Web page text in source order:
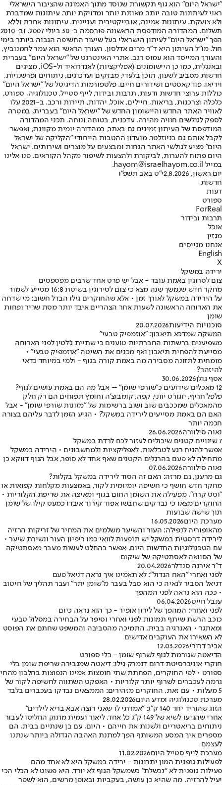
"ישראל היום" הוא גוף תקשורת שנוסד מתוך האמונה שהציבור הישראלי
ראוי לעיתונות טובה יותר, מאוזנת יותר ומדויקת יותר. עיתונות שמדברת
ולא צועקת. עיתונות אמינה, אובייקטיבית ועניינית. עיתונות אחרת וללא
תשלום. המהדורה המודפסת הראשונה פורסמה ב-30 ביולי 2007, וב-2010
הפך "ישראל היום" לעיתון הישראלי בעל שיעור החשיפה הגבוה ביותר בימי
חול. מו"ל העיתון היא ד"ר מרים אדלסון. העורך הראשי הוא עמר לחמנוביץ,
והעורך המייסד הוא עמוס רגב. אתרי האינטרנט של "ישראל היום" בעברית
ובאנגלית, כמו כן היישומונים (אפליקציות) לאנדרואיד ול-iOS, מציגים
חדשות מסביב לשעון, תוכן בלעדי, מבזקים ועדכונים, ניתוחים ופרשנויות,
וידיאו, פודקאסטים ושידורים חיים. פלטפורמות הדיגיטל של "ישראל היום"
כוללות ערוצי חדשות ודעות, תרבות ובידור, לייף סטייל, טכנולוגיה, ספורט,
כלכלה וצרכנות, בריאות, חיילים, אוכל, יהדות, תיירות ורכב. ב-2021 עלו
לאוויר האתר החדש והיישומון החדש של "ישראל היום" בעברית, במטרה
לספק לגולשים חוויה מהירה, עדכנית, בטוחה ונוחה. תכני המהדורה
המודפסת של העיתון זמינים גם באתר, במהדורה יומית מקוונת, ואפשר
לקבל אותם גם בניוזלטר. מועדון ההטבות הייחודי "הקליקה של ישראל
היום" מציע לגולשי האתר הנחות ומבצעים על מוצרים ושירותים. ישראל
היום פתוח להערות, לביקורת ולהצעות לשיפור מקהל הקוראים. פנו אלינו
במייל hayom@israelhayom.co.il.
יום ראשון, 2.8.2026
י"ט באב תשפ"ו
חדשות
דעות
ספורט
ForReal
תרבות ובידור
אוכל
מגזין
אנחנו מגייסים
English
X
ירידה במשקל
צום לסרוגין באמת עובד - אבל יש פרט אחד שרבים מפספסים
מחקר חדש שנמשך שנה מצא כי צום לסירוגין בשיטת 16:8 מסייע לשמור
על הירידה במשקל לאורך זמן • אלא שהחוקרים גילו הבדל חשוב: מי שדחה
את הארוחה הראשונה לשעות אחר הצהריים איבד יותר מסת שריר ופחות
שומן
סוכנויות הידיעות20.07.2026
המשקה שמדכא תיאבון: "אוזמפיק טבעי"
משפיענים ברשתות החברתיות טוענים כי שתיית ג'לטין לפני הארוחה
מסייעת להפחית תיאבון ואף מכנים את השיטה "אוזמפיק טבעי" •
מומחית לתזונה מסבירה מה באמת קורה בגוף - ולמי במיוחד כדאי
להיזהר?
אסף גולן30.06.2026
12 מאכלים שידועים כ"שורפי שומן" – אבל מה הם באמת עושים לגוף?
פלפל חריף, יוגורט יווני, קפה, קומבוצ'ה וחומץ תפוחים הם רק חלק
מהמאכלים שמככבים שוב ושוב ברשימות של "מזונות שורפי שומן" - אבל
האם הם באמת מסייעים לירידה במשקל? • הגיע הזמן לדבר עליהם בצורה
חכמה יותר
נאוה סילוורה26.06.2026
7 שינויים קטנים שיכולים לעזור לכם לרדת במשקל
אפשר להניח רגע לטבלאות, לאפליקציות ולמחשבונים • הירידה במשקל
מתחילה לא פעם בהרגלים הקטנים שאף אחד לא סופר, אבל הגוף דווקא כן
נאוה סילוורה07.06.2026
גם מרענן, גם מרזה: האם זה הסוד לירידה במשקל בקלות?
מחקר חדש חושף כי חשיפה יומיומית לקור, באמצעות מקלחות קפואות או
"וסט קרח", מפעילה את השומן החום בגוף ומאיצה את שריפת הקלוריות •
החוקרים מצאו כי נבדקים שחבשו אפוד קירור איבדו כמעט קילו של שומן
תוך שישה שבועות
מערכת היום16.05.2026
מהאופוריה לנפילה: העור והשיער משלמים את המחיר של זריקות הרזיה
לירידה דרסטית במשקל יש תופעות לוואי כמו ריפיון העור ונשירת שיער •
עם הטכנולוגיות החדשות היום, אפשר בהחלט לעשות מעבר מאסתטיקה
של הסוואה לאסתטיקה של שיקום
ד"ר אירנה סנדלר20.04.2026
לפני ואחרי "האח הגדול": לא תאמינו איך נראה דניאל פעם
דניאל הסביר לגאיה כי הוא סבל בעבר מ"שומן יתר" ועבר תהליך של חיטוב
• ככה הוא נראה לפני המהפך
ענבל חייט06.04.2026
לפני ואחרי: המהפך של לירון אופיר - כך הוא נראה כיום
כוכב הרשת שיתף תמונות לפני ואחרי וסיפר על הבחירה במסלול טבעי
ומאתגר • האנרגיה בבית, התמיכה מהסביבה והמשפט שחתם את הפוסט
לא השאירו את העוקבים אדישים
אביב דרורי12.03.2026
הדיאטה שגורמת לגוף לשרוף שומן - בלי ספורט
חוקרי אוניברסיטת דרום דנמרק גילו: דיאטה שמגבירה שריפת שומן בלי
ספורט • לפי החוקרים, הפחתת שתי חומצות אמינו הנפוצות בחלבון מהחי
גרמה לעכברים לשרוף יותר קלוריות • האפקט השתווה לחשיפה לקור של
5 מעלות • עם זאת, החוקרים מזהירים: הממצאים נבדקו בעכברים בלבד
מערכת טכנולוגיה ומדע היום28.02.2026
הזוג שהוריד יחד 140 ק"ג: "אמרתי לו שאני רוצה אבא בריא לילדים"
אחרי שהגיעו לשיא של 149 ק"ג כל אחד, ליאור ועמית מתוק החליטו לעבור
ניתוחים בריאטריים ולשנות את חייהם • היום, עם בן שנתיים בבית, הם
מספרים איך המסע המשותף הפך למתנת האהבה הגדולה ביותר שנתנו
לעצמם
מערכת לייף סטייל היום11.02.2026
לפעילות גופנית המון יתרונות - ירידה במשקל היא לא אחד מהם
פעילות גופנית לא “נכשלת” כשמשקל הגוף לא יורד. היא פשוט לא הכלי הכי
יעיל להרזיה. מה שהיא כן עושה, בעקביות ובאופן מרשים, הוא לשפר